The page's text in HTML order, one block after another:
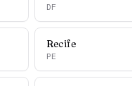
DF
Recife
PE